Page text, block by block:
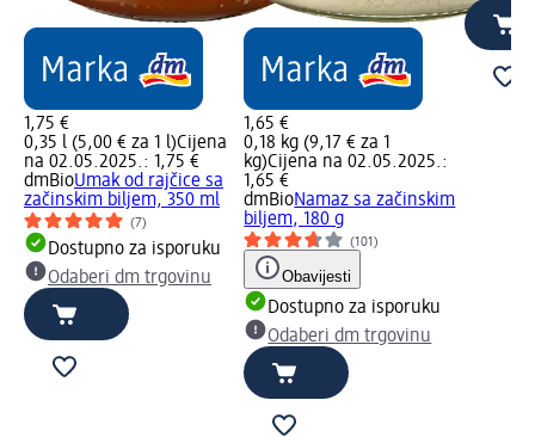
1,75 €
0,35 l (5,00 € za 1 l)Cijena
na 02.05.2025.: 1,75 €
dmBioUmak od rajčice sa
začinskim biljem, 350 ml
(7)
Dostupno za isporuku
Odaberi dm trgovinu
1,65 €
0,18 kg (9,17 € za 1
kg)Cijena na 02.05.2025.:
1,65 €
dmBioNamaz sa začinskim
biljem, 180 g
(101)
Obavijesti
Dostupno za isporuku
Odaberi dm trgovinu